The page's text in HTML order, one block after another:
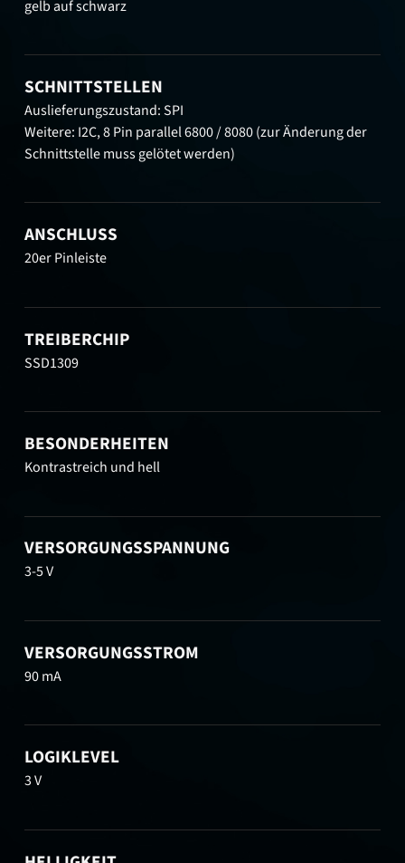
gelb auf schwarz
SCHNITTSTELLEN
Auslieferungszustand: SPI
Weitere: I2C, 8 Pin parallel 6800 / 8080 (zur Änderung der
Schnittstelle muss gelötet werden)
ANSCHLUSS
20er Pinleiste
TREIBERCHIP
SSD1309
BESONDERHEITEN
Kontrastreich und hell
VERSORGUNGSSPANNUNG
3-5 V
VERSORGUNGSSTROM
90 mA
LOGIKLEVEL
3 V